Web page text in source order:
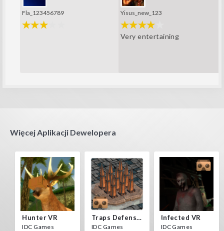
Fla_123456789 Yisus_new_123
Very entertaining
Więcej Aplikacji Dewelopera
Hunter VR
IDC Games
Traps Defense VR
IDC Games
Infected VR
IDC Games